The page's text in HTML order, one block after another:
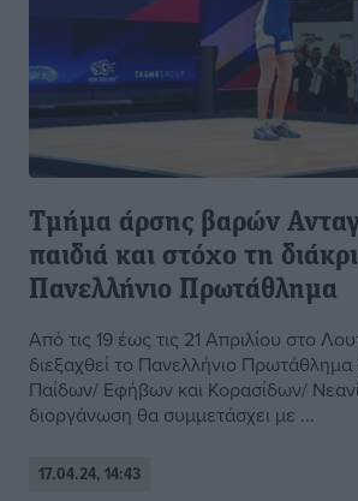
Τμήμα άρσης βαρών
παιδιά και στόχο τη
Πανελλήνιο Πρωτάθλημα
Από τις 19 έως τις 21 Απριλίου στο
διεξαχθεί το Πανελλήνιο
Παίδων/ Εφήβων και Κορασίδων/
διοργάνωση θα συμμετάσχει με ...
17.04.24, 14:43